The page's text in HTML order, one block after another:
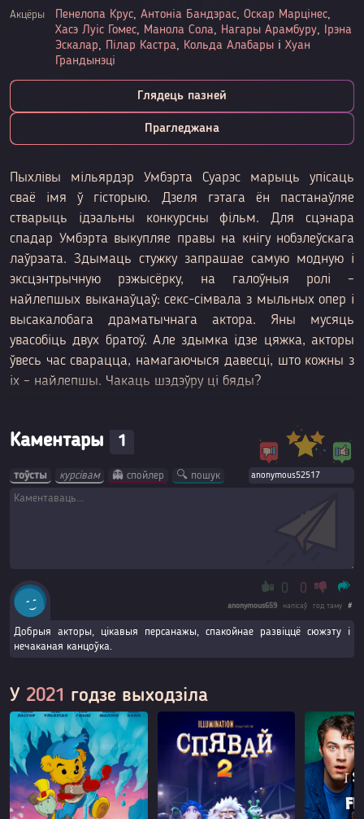
Акцёры Пенелопа Крус, Антоніа Бандэрас, Оскар Марцінес,
Хасэ Луіс Гомес, Манола Сола, Нагары Арамбуру, Ірэна
Эскалар, Пілар Кастра, Кольда Алабары і Хуан
Грандынэці
Глядець пазней
Прагледжана
Пыхлівы мільярдэр Умбэрта Суарэс марыць упісаць
сваё імя ў гісторыю. Дзеля гэтага ён пастанаўляе
стварыць ідэальны конкурсны фільм. Для сцэнара
спадар Умбэрта выкупляе правы на кнігу нобэлеўскага
лаўрэата. Здымаць стужку запрашае самую модную і
эксцэнтрычную рэжысёрку, на галоўныя ролі –
найлепшых выканаўцаў: секс-сімвала з мыльных опер і
высакалобага драматычнага актора. Яны мусяць
увасобіць двух братоў. Але здымкa ідзе цяжка, акторы
ўвесь час сварацца, намагаючыся давесці, што кожны з
іх – найлепшы. Чакаць шэдэўру ці бяды?
Каментары 1
тоўсты курсівам 👻 спойлер 🔍 пошук
0 0
anonymous659 напісаў год таму #
Добрыя акторы, цікавыя персанажы, спакойнае развіццё сюжэту і
нечаканая канцоўка.
У 2021 годзе выходзіла